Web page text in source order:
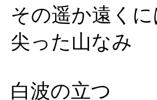
その遥か遠く
尖った山なみ
白波の立つ